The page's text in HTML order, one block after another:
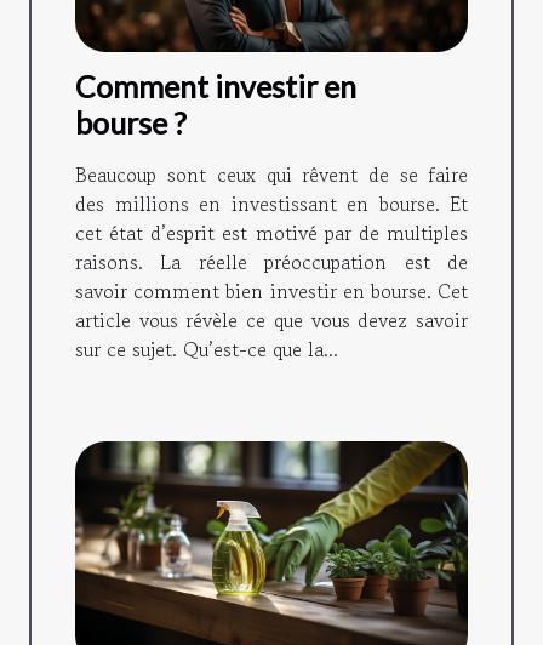
Comment investir en
bourse ?
Beaucoup sont ceux qui rêvent de se faire
des millions en investissant en bourse. Et
cet état d’esprit est motivé par de multiples
raisons. La réelle préoccupation est de
savoir comment bien investir en bourse. Cet
article vous révèle ce que vous devez savoir
sur ce sujet. Qu’est-ce que la...